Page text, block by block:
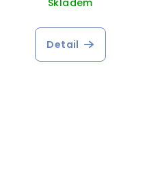
Detail